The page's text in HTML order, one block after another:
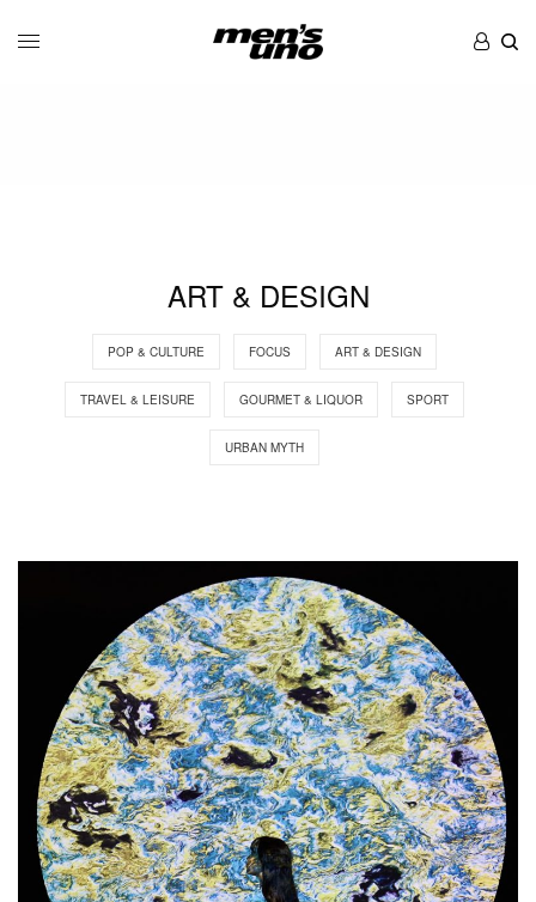
ART & DESIGN
POP & CULTURE FOCUS ART & DESIGN
TRAVEL & LEISURE GOURMET & LIQUOR SPORT
URBAN MYTH